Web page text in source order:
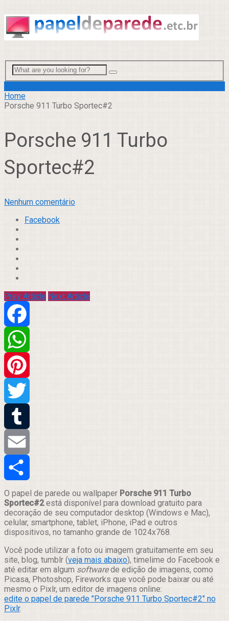
Home
Porsche 911 Turbo Sportec#2
Porsche 911 Turbo
Sportec#2
Nenhum comentário
Facebook
Prev Article Next Article
Facebook
WhatsApp
Pinterest
Twitter
Tumblr
Email
Compartilhar
O papel de parede ou wallpaper Porsche 911 Turbo
Sportec#2está disponível para download gratuito para
decoração de seu computador desktop (Windows e Mac),
celular, smartphone, tablet, iPhone, iPad e outros
dispositivos, no tamanho grande de 1024x768.
Você pode utilizar a foto ou imagem gratuitamente em seu
site, blog, tumblr (veja mais abaixo), timelime do Facebook e
até editar em algum softwarede edição de imagens, como
Picasa, Photoshop, Fireworks que você pode baixar ou até
mesmo o Pixlr, um editor de imagens online:
edite o papel de parede "Porsche 911 Turbo Sportec#2" no
Pixlr.